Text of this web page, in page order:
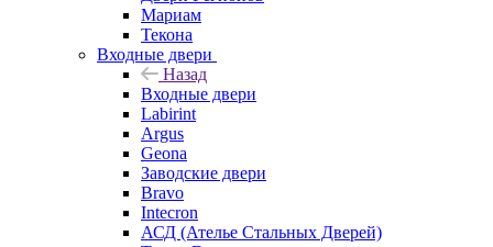
Мариам
Текона
Входные двери
Назад
Входные двери
Labirint
Argus
Geona
Заводские двери
Bravo
Intecron
АСД (Ателье Стальных Дверей)